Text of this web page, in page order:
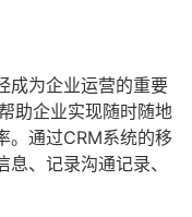
成为企业运营的重要
助企业实现随时随地
。通过CRM系统的移
、记录沟通记录、